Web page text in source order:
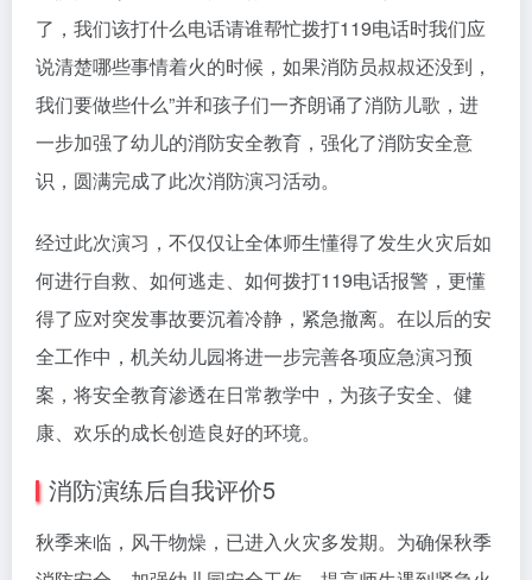
了，我们该打什么电话请谁帮忙拨打119电话时我们应
说清楚哪些事情着火的时候，如果消防员叔叔还没到，
我们要做些什么”并和孩子们一齐朗诵了消防儿歌，进
一步加强了幼儿的消防安全教育，强化了消防安全意
识，圆满完成了此次消防演习活动。
经过此次演习，不仅仅让全体师生懂得了发生火灾后如
何进行自救、如何逃走、如何拨打119电话报警，更懂
得了应对突发事故要沉着冷静，紧急撤离。在以后的安
全工作中，机关幼儿园将进一步完善各项应急演习预
案，将安全教育渗透在日常教学中，为孩子安全、健
康、欢乐的成长创造良好的环境。
消防演练后自我评价5
秋季来临，风干物燥，已进入火灾多发期。为确保秋季